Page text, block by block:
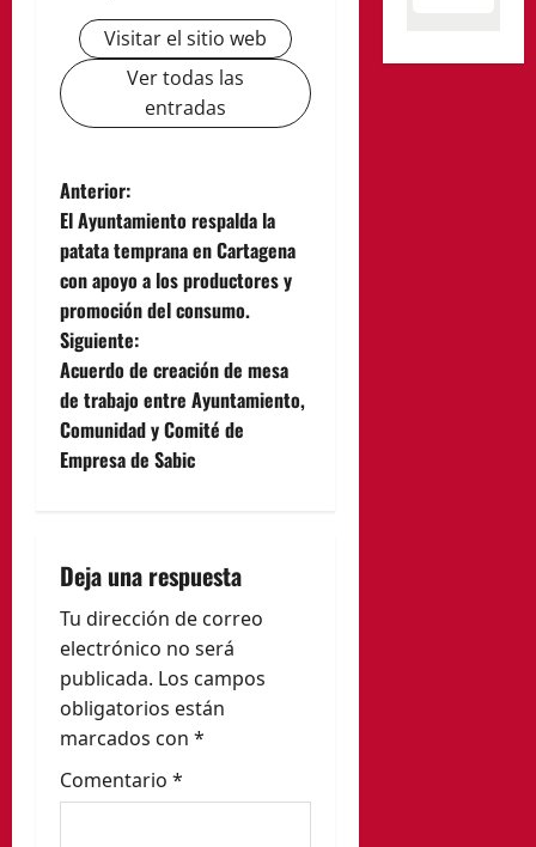
Visitar el sitio web
Ver todas las
entradas
N
a
v
e
g
a
ó
n
d
e
e
Anterior:
El Ayuntamiento respalda la
patata temprana en Cartagena
con apoyo a los productores y
promoción del consumo.
Siguiente:
Acuerdo de creación de mesa
de trabajo entre Ayuntamiento,
Comunidad y Comité de
Empresa de Sabic
Deja una respuesta
Tu dirección de correo
electrónico no será
publicada. Los campos
obligatorios están
marcados con *
Comentario *